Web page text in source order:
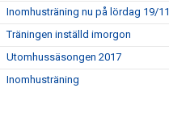
Inomhusträning nu på lördag 19/11
Träningen inställd imorgon
Utomhussäsongen 2017
Inomhusträning